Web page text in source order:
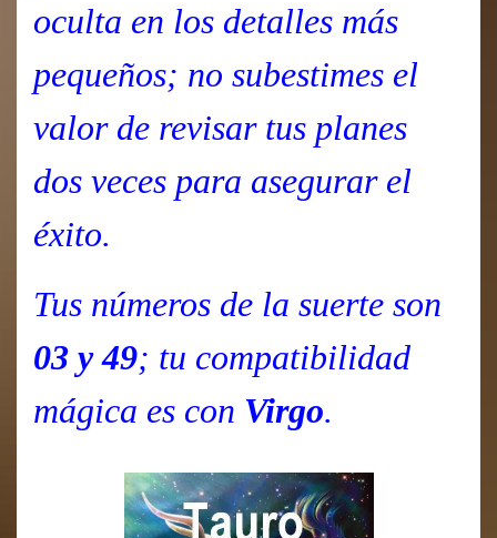
oculta en los detalles más
pequeños; no subestimes el
valor de revisar tus planes
dos veces para asegurar el
éxito.
Tus números de la suerte son
03 y 49; tu compatibilidad
mágica es con Virgo.